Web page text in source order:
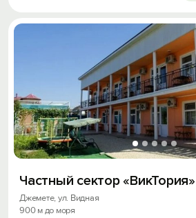
Частный сектор «ВикТория»
Джемете, ул. Видная
900 м до моря